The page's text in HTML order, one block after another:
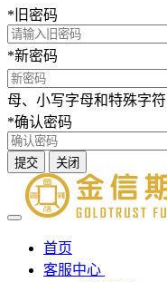
* 旧密码
*新密码
母、小写字母和特殊字
*确认密码
提交 关闭
首页
客服中心